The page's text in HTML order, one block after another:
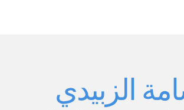
الزبيدي